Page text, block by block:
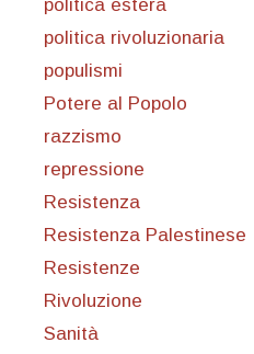
politica estera
politica rivoluzionaria
populismi
Potere al Popolo
razzismo
repressione
Resistenza
Resistenza Palestinese
Resistenze
Rivoluzione
Sanità